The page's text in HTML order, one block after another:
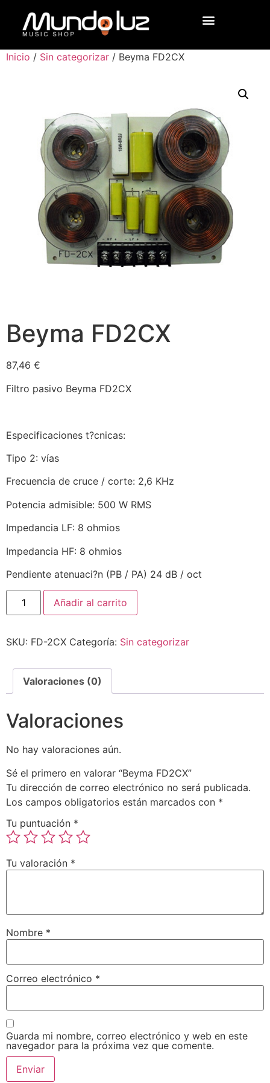
Inicio / Sin categorizar / Beyma FD2CX
Beyma FD2CX
87,46 €
Filtro pasivo Beyma FD2CX
Especificaciones t?cnicas:
Tipo 2: vías
Frecuencia de cruce / corte: 2,6 KHz
Potencia admisible: 500 W RMS
Impedancia LF: 8 ohmios
Impedancia HF: 8 ohmios
Pendiente atenuaci?n (PB / PA) 24 dB / oct
Añadir al carrito
SKU: FD-2CX Categoría: Sin categorizar
Valoraciones (0)
Valoraciones
No hay valoraciones aún.
Sé el primero en valorar “Beyma FD2CX”
Tu dirección de correo electrónico no será publicada.
Los campos obligatorios están marcados con *
Tu puntuación *
Tu valoración *
Nombre *
Correo electrónico *
Guarda mi nombre, correo electrónico y web en este
navegador para la próxima vez que comente.